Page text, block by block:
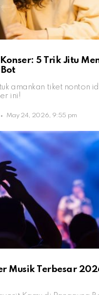
5 Trik Jitu
amankan tiket nonton
ini!
May 24, 2026, 9:55 pm
Musik Terbesar